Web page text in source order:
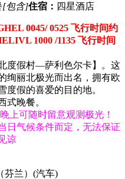
[包含]住宿： 四星酒店
0045/ 0525 飞行时间约
1000 /1135 飞行时间
度假村—萨利色尔卡】。这
绚丽北极光而出名，拥有欧
度假的喜爱的目的地。
式晚餐。
上可随时留意观测极光！
日气候条件而定，无法保证
谅
兰） (汽车)